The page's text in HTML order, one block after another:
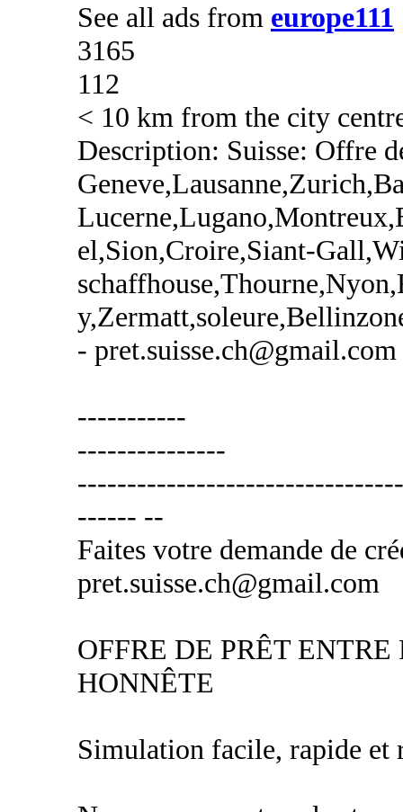
See all ads from europe111
3165
112
< 10 km from the city
Description: Suisse: Offre
el,Sion,Croire,Siant-
- pret.suisse.ch@gmail.com
-----------
---------------
------ --
Faites votre demande de
pret.suisse.ch@gmail.com
OFFRE DE PRÊT
HONNÊTE
Simulation facile, rapide et